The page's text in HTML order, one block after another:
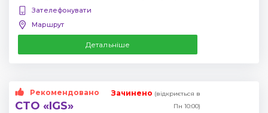
Зателефонувати
Маршрут
Детальніше
Рекомендовано
СТО «IGS»
Зачинено (відкриється в
Пн 10:00)